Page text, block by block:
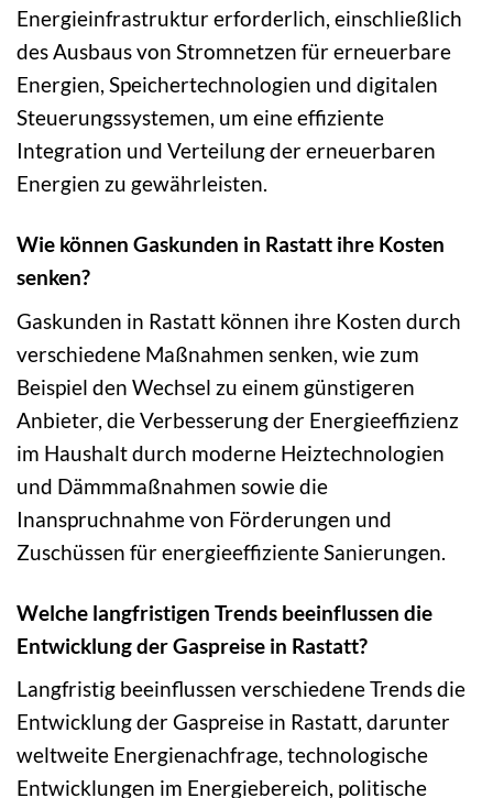
Energieinfrastruktur erforderlich, einschließlich
des Ausbaus von Stromnetzen für erneuerbare
Energien, Speichertechnologien und digitalen
Steuerungssystemen, um eine effiziente
Integration und Verteilung der erneuerbaren
Energien zu gewährleisten.
Wie können Gaskunden in Rastatt ihre Kosten
senken?
Gaskunden in Rastatt können ihre Kosten durch
verschiedene Maßnahmen senken, wie zum
Beispiel den Wechsel zu einem günstigeren
Anbieter, die Verbesserung der Energieeffizienz
im Haushalt durch moderne Heiztechnologien
und Dämmmaßnahmen sowie die
Inanspruchnahme von Förderungen und
Zuschüssen für energieeffiziente Sanierungen.
Welche langfristigen Trends beeinflussen die
Entwicklung der Gaspreise in Rastatt?
Langfristig beeinflussen verschiedene Trends die
Entwicklung der Gaspreise in Rastatt, darunter
weltweite Energienachfrage, technologische
Entwicklungen im Energiebereich, politische